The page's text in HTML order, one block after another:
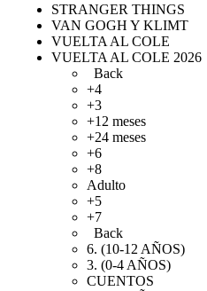
STRANGER THINGS
VAN GOGH Y KLIMT
VUELTA AL COLE
VUELTA AL COLE 2026
Back
+4
+3
+12 meses
+24 meses
+6
+8
Adulto
+5
+7
Back
6. (10-12 AÑOS)
3. (0-4 AÑOS)
CUENTOS